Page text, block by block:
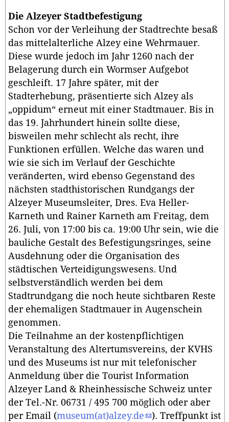
Die Alzeyer Stadtbefestigung
Schon vor der Verleihung der Stadtrechte besaß
das mittelalterliche Alzey eine Wehrmauer.
Diese wurde jedoch im Jahr 1260 nach der
Belagerung durch ein Wormser Aufgebot
geschleift. 17 Jahre später, mit der
Stadterhebung, präsentierte sich Alzey als
„oppidum“ erneut mit einer Stadtmauer. Bis in
das 19. Jahrhundert hinein sollte diese,
bisweilen mehr schlecht als recht, ihre
Funktionen erfüllen. Welche das waren und
wie sie sich im Verlauf der Geschichte
veränderten, wird ebenso Gegenstand des
nächsten stadthistorischen Rundgangs der
Alzeyer Museumsleiter, Dres. Eva Heller-
Karneth und Rainer Karneth am Freitag, dem
26. Juli, von 17:00 bis ca. 19:00 Uhr sein, wie die
bauliche Gestalt des Befestigungsringes, seine
Ausdehnung oder die Organisation des
städtischen Verteidigungswesens. Und
selbstverständlich werden bei dem
Stadtrundgang die noch heute sichtbaren Reste
der ehemaligen Stadtmauer in Augenschein
genommen.
Die Teilnahme an der kostenpflichtigen
Veranstaltung des Altertumsvereins, der KVHS
und des Museums ist nur mit telefonischer
Anmeldung über die Tourist Information
Alzeyer Land & Rheinhessische Schweiz unter
der Tel.-Nr. 06731 / 495 700 möglich oder aber
per Email (museum(at)alzey.de ). Treffpunkt ist